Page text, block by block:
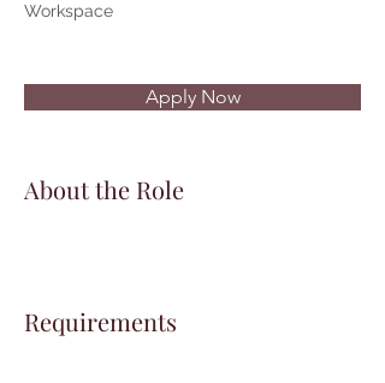
Workspace
Apply Now
About the Role
Requirements